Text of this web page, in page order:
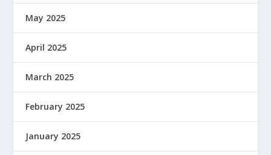
May 2025
April 2025
March 2025
February 2025
January 2025